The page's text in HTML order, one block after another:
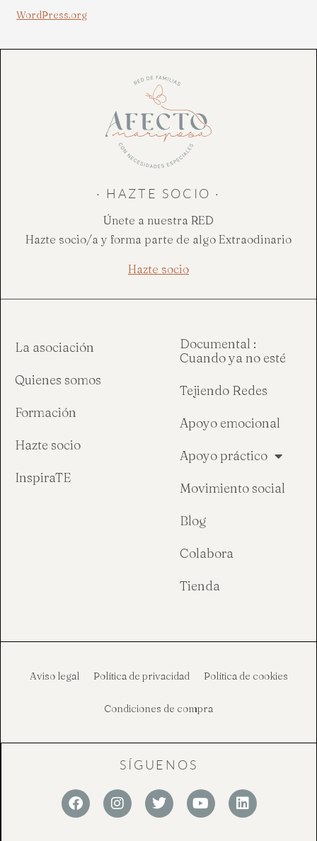
WordPress.org
· HAZTE SOCIO ·
Únete a nuestra RED
Hazte socio/a y forma parte de algo Extraodinario
Hazte socio
La asociación
Quienes somos
Formación
Hazte socio
InspiraTE
Documental :
Cuando ya no esté
Tejiendo Redes
Apoyo emocional
Apoyo práctico
Movimiento social
Blog
Colabora
Tienda
Aviso legal Política de privacidad Política de cookies
Condiciones de compra
SÍGUENOS
F
a
c
I
n
s
T
w
i
Y
o
u
L
i
n